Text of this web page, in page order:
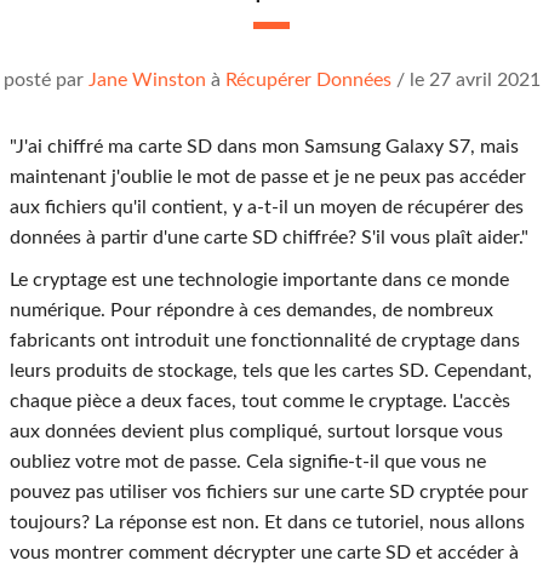
posté par Jane Winston à Récupérer Données/ le 27 avril 2021
"J'ai chiffré ma carte SD dans mon Samsung Galaxy S7, mais
maintenant j'oublie le mot de passe et je ne peux pas accéder
aux fichiers qu'il contient, y a-t-il un moyen de récupérer des
données à partir d'une carte SD chiffrée? S'il vous plaît aider."
Le cryptage est une technologie importante dans ce monde
numérique. Pour répondre à ces demandes, de nombreux
fabricants ont introduit une fonctionnalité de cryptage dans
leurs produits de stockage, tels que les cartes SD. Cependant,
chaque pièce a deux faces, tout comme le cryptage. L'accès
aux données devient plus compliqué, surtout lorsque vous
oubliez votre mot de passe. Cela signifie-t-il que vous ne
pouvez pas utiliser vos fichiers sur une carte SD cryptée pour
toujours? La réponse est non. Et dans ce tutoriel, nous allons
vous montrer comment décrypter une carte SD et accéder à